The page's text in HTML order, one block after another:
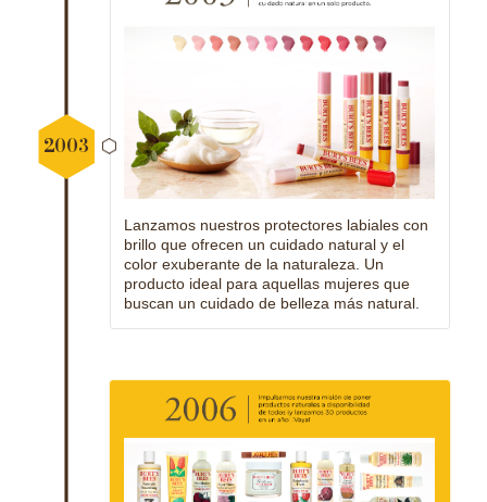
2003
Lanzamos nuestros protectores labiales con
brillo que ofrecen un cuidado natural y el
color exuberante de la naturaleza. Un
producto ideal para aquellas mujeres que
buscan un cuidado de belleza más natural.